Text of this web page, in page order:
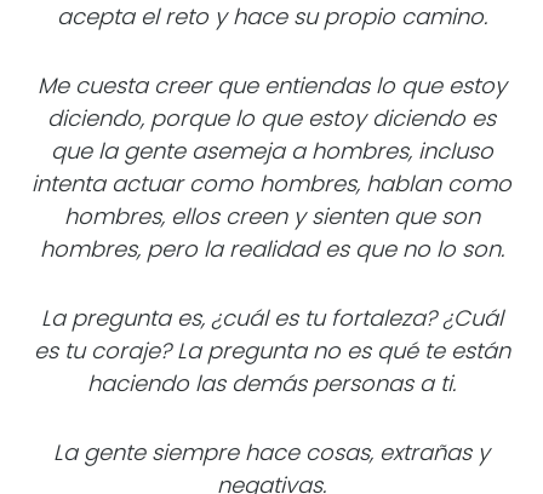
acepta el reto y hace su propio camino.
Me cuesta creer que entiendas lo que estoy
diciendo, porque lo que estoy diciendo es
que la gente asemeja a hombres, incluso
intenta actuar como hombres, hablan como
hombres, ellos creen y sienten que son
hombres, pero la realidad es que no lo son.
La pregunta es, ¿cuál es tu fortaleza? ¿Cuál
es tu coraje? La pregunta no es qué te están
haciendo las demás personas a ti.
La gente siempre hace cosas, extrañas y
negativas.